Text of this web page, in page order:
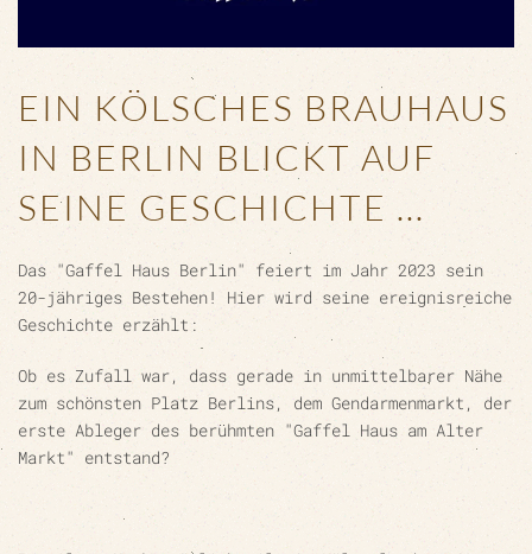
EIN KÖLSCHES BRAUHAUS
IN BERLIN BLICKT AUF
SEINE GESCHICHTE ...
Das "Gaffel Haus Berlin" feiert im Jahr 2023 sein
20-jähriges Bestehen! Hier wird seine ereignisreiche
Geschichte erzählt:
Ob es Zufall war, dass gerade in unmittelbarer Nähe
zum schönsten Platz Berlins, dem Gendarmenmarkt, der
erste Ableger des berühmten "Gaffel Haus am Alter
Markt" entstand?